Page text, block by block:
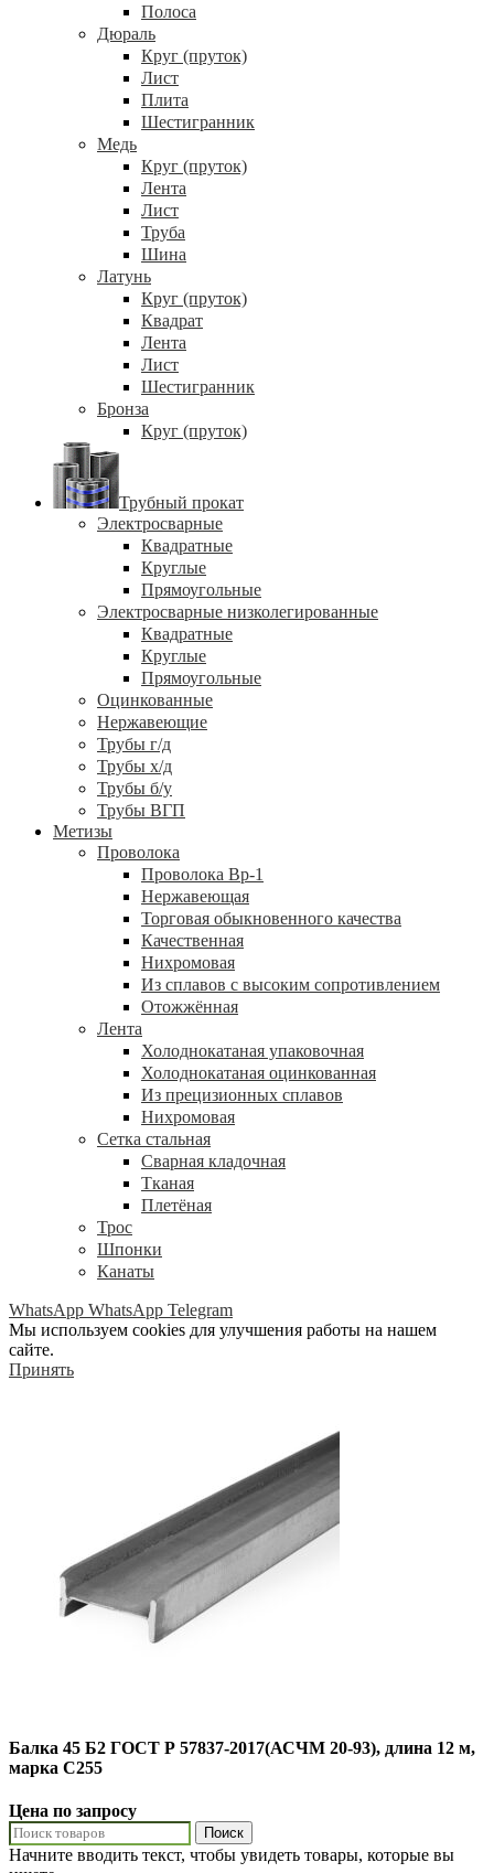
Полоса
Дюраль
Круг (пруток)
Лист
Плита
Шестигранник
Медь
Круг (пруток)
Лента
Лист
Труба
Шина
Латунь
Круг (пруток)
Квадрат
Лента
Лист
Шестигранник
Бронза
Круг (пруток)
Трубный прокат
Электросварные
Квадратные
Круглые
Прямоугольные
Электросварные низколегированные
Квадратные
Круглые
Прямоугольные
Оцинкованные
Нержавеющие
Трубы г/д
Трубы х/д
Трубы б/у
Трубы ВГП
Метизы
Проволока
Проволока Вр-1
Нержавеющая
Торговая обыкновенного качества
Качественная
Нихромовая
Из сплавов с высоким сопротивлением
Отожжённая
Лента
Холоднокатаная упаковочная
Холоднокатаная оцинкованная
Из прецизионных сплавов
Нихромовая
Сетка стальная
Сварная кладочная
Тканая
Плетёная
Трос
Шпонки
Канаты
WhatsApp WhatsApp Telegram
Мы используем cookies для улучшения работы на нашем
сайте.
Принять
Балка 45 Б2 ГОСТ Р 57837-2017(АСЧМ 20-93), длина 12 м,
марка С255
Цена по запросу
Поиск
Начните вводить текст, чтобы увидеть товары, которые вы